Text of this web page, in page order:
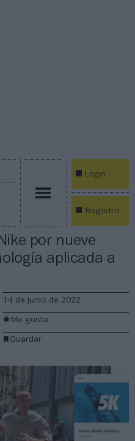
Login
Registro
por nueve
aplicada a
14 de junio de 2022
Guardar
Me gusta